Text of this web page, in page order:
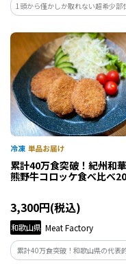
1頭から僅かしか取れない超希少部
最高級部位【シャトーブリアン】
に150g×2枚でご用意。和歌山県産
和華牛ならではの柔らかな食感と
赤身の旨味をご堪能ください
累計40万食突破！紀州和
熊野牛コロッケ食べ比べ
3,300円(税込)
和歌山県 Meat Factory
累計40万食突破！和歌山県の代表
ランド黒毛和牛【熊野牛】と【紀